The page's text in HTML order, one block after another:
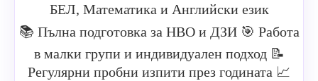
БЕЛ, Математика и Английски език
📚 Пълна подготовка за НВО и ДЗИ 🎯 Работа
в малки групи и индивидуален подход 📝
Регулярни пробни изпити през годината 📈